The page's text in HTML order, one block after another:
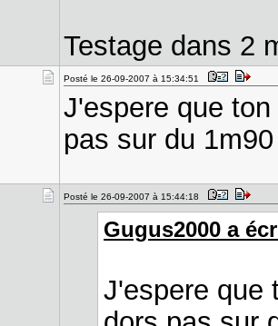
Testage dans 2
Posté le 26-09-2007 à 15:34:51
J'espere que
pas sur du
Posté le 26-09-2007 à 15:44:18
Gugus2000 a
J'espere que